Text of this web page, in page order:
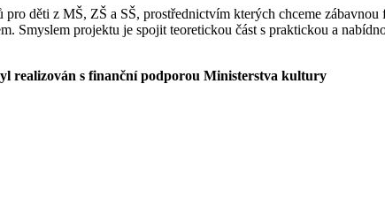
děti z MŠ, ZŠ a SŠ, prostřednictvím kterých chceme
Smyslem projektu je spojit teoretickou část s praktickou a
realizován s finanční podporou Ministerstva kultury